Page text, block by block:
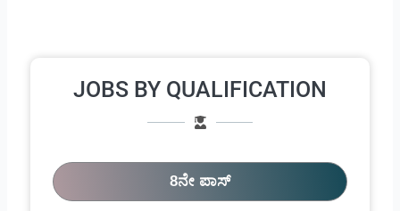
JOBS BY QUALIFICATION
8ನೇ ಪಾಸ್